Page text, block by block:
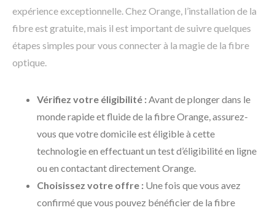
expérience exceptionnelle. Chez Orange, l’installation de la
fibre est gratuite, mais il est important de suivre quelques
étapes simples pour vous connecter à la magie de la fibre
optique.
Vérifiez votre éligibilité :Avant de plonger dans le
monde rapide et fluide de la fibre Orange, assurez-
vous que votre domicile est éligible à cette
technologie en effectuant un test d’éligibilité en ligne
ou en contactant directement Orange.
Choisissez votre offre : Une fois que vous avez
confirmé que vous pouvez bénéficier de la fibre